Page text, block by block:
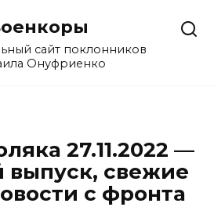
сайт поклонников
Онуфриенко
27.11.2022 —
выпуск, свежие
с фронта